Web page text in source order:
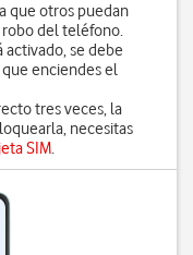
que otros puedan
del teléfono.
activado, se debe
enciendes el
tres veces, la
necesitas
SIM.